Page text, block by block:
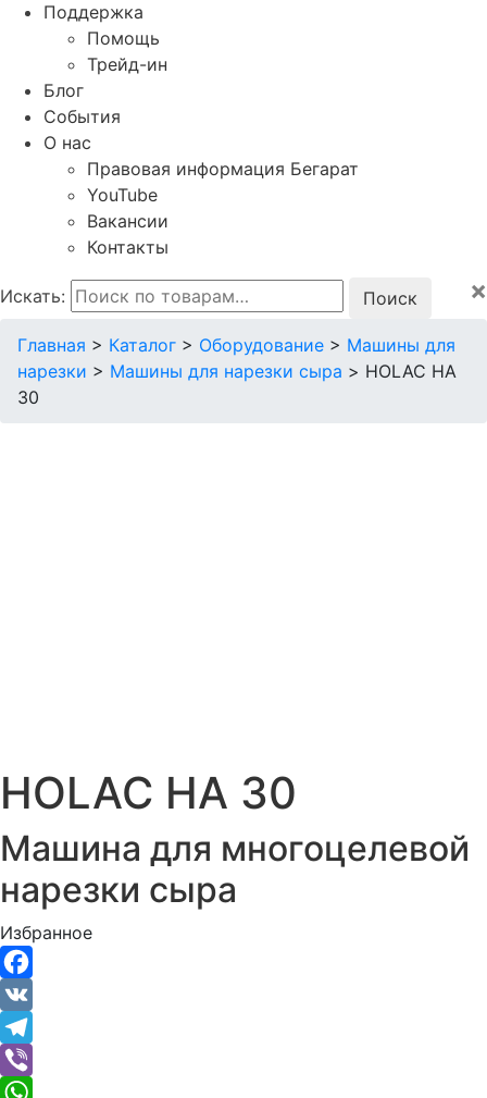
Поддержка
Помощь
Трейд-ин
Блог
События
О нас
Правовая информация Бегарат
YouTube
Вакансии
Контакты
Искать: ×
Главная > Каталог > Оборудование > Машины для
нарезки > Машины для нарезки сыра > HOLAC HA
30
HOLAC HA 30
Машина для многоцелевой
нарезки сыра
Избранное
Facebook
VK
Telegram
Viber